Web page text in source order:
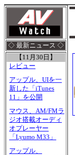
◇ 最新ニュース ◇
【11月30日】
レビュー
アップル、UIを一
新した「iTunes
11」を公開
マウス、AM/FMラ
ジオ搭載オーディ
オプレーヤー
「Lyumo M33」
アップル、